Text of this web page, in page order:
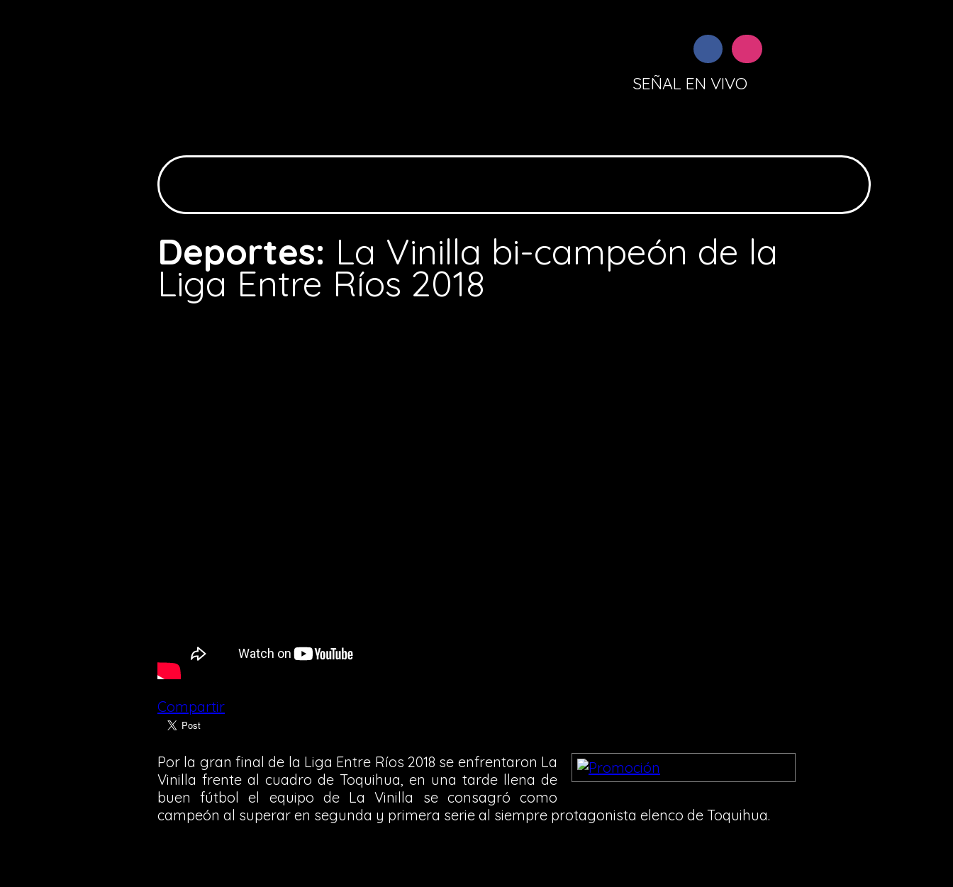
SEÑAL EN VIVO
Deportes: La Vinilla bi-campeón de la
Liga Entre Ríos 2018
Compartir
Por la gran final de la Liga Entre Ríos 2018 se enfrentaron La
Vinilla frente al cuadro de Toquihua, en una tarde llena de
buen fútbol el equipo de La Vinilla se consagró como
campeón al superar en segunda y primera serie al siempre protagonista elenco de Toquihua.